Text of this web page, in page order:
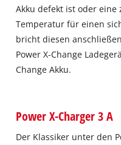
Akku defekt ist oder
Temperatur für einen
bricht diesen
Power X-Change
Change Akku.
Power X-Charger 3 A
Der Klassiker unter den